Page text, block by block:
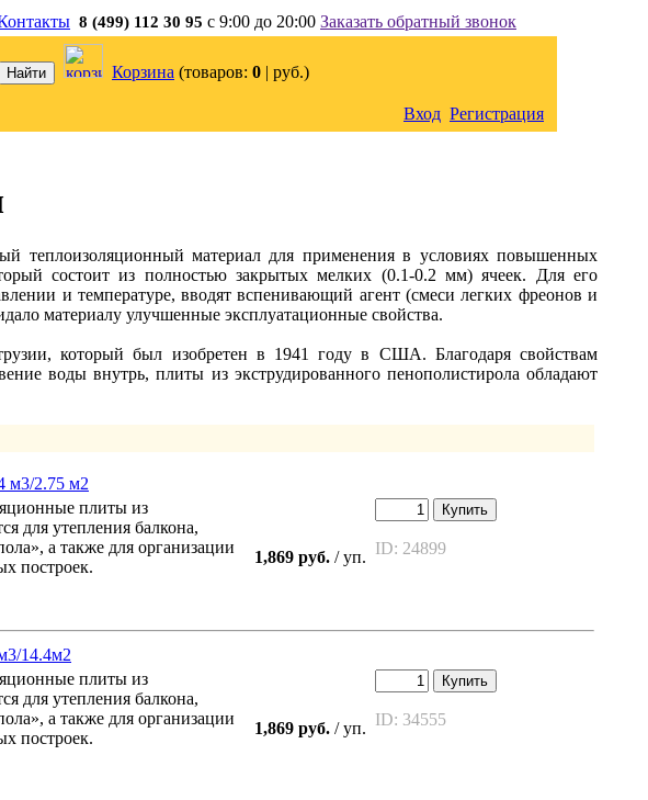
8 (499) 112 30 95 с 9:00 до 20:00 Заказать обратный звонок
Корзина (товаров: 0 | руб.)
Вход Регистрация
теплоизоляционный материал для применения в условиях повышенных
состоит из полностью закрытых мелких (0.1-0.2 мм) ячеек. Для его
и температуре, вводят вспенивающий агент (смеси легких фреонов и
материалу улучшенные эксплуатационные свойства.
который был изобретен в 1941 году в США. Благодаря свойствам
воды внутрь, плиты из экструдированного пенополистирола обладают
м3/2.75 м2
плиты из
для утепления балкона,
а также для организации
построек.
1,869 руб. / уп.
Купить
ID: 24899
14.4м2
плиты из
для утепления балкона,
а также для организации
построек.
1,869 руб. / уп.
Купить
ID: 34555